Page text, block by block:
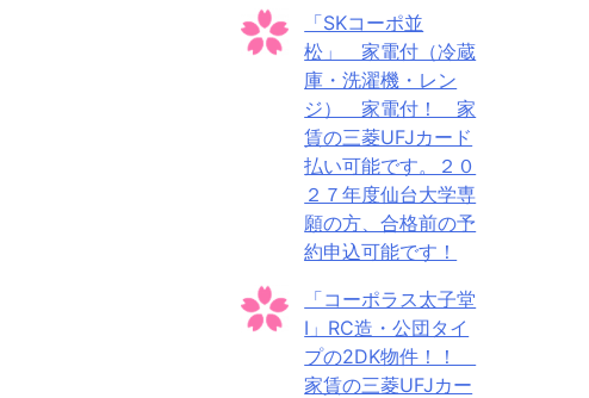
「SKコーポ並
松」 家電付（冷蔵
庫・洗濯機・レン
ジ） 家電付！ 家
賃の三菱UFJカード
払い可能です。２０
２７年度仙台大学専
願の方、合格前の予
約申込可能です！
「コーポラス太子堂
Ⅰ」RC造・公団タイ
プの2DK物件！！
家賃の三菱UFJカー